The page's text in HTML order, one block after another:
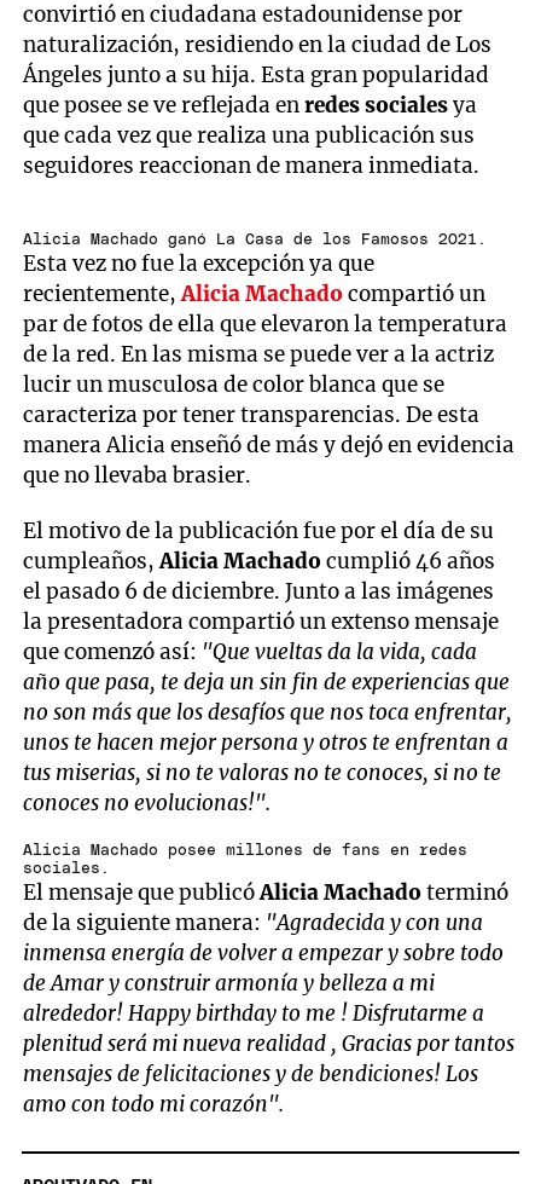
convirtió en ciudadana estadounidense por
naturalización, residiendo en la ciudad de Los
Ángeles junto a su hija. Esta gran popularidad
que posee se ve reflejada enredes socialesya
que cada vez que realiza una publicación sus
seguidores reaccionan de manera inmediata.
Alicia Machado ganó La Casa de los Famosos 2021.
Esta vez no fue la excepción ya que
recientemente,Alicia Machadocompartió un
par de fotos de ella que elevaron la temperatura
de la red. En las misma se puede ver a la actriz
lucir un musculosa de color blanca que se
caracteriza por tener transparencias. De esta
manera Alicia enseñó de más y dejó en evidencia
que no llevaba brasier.
El motivo de la publicación fue por el día de su
cumpleaños,Alicia Machadocumplió 46 años
el pasado 6 de diciembre. Junto a las imágenes
la presentadora compartió un extenso mensaje
que comenzó así: "Que vueltas da la vida, cada
año que pasa, te deja un sin fin de experiencias que
no son más que los desafíos que nos toca enfrentar,
unos te hacen mejor persona y otros te enfrentan a
tus miserias, si no te valoras no te conoces, si no te
conoces no evolucionas!".
Alicia Machado posee millones de fans en redes
sociales.
El mensaje que publicóAlicia Machadoterminó
de la siguiente manera: "Agradecida y con una
inmensa energía de volver a empezar y sobre todo
de Amar y construir armonía y belleza a mi
alrededor! Happy birthday to me ! Disfrutarme a
plenitud será mi nueva realidad , Gracias por tantos
mensajes de felicitaciones y de bendiciones! Los
amo con todo mi corazón".